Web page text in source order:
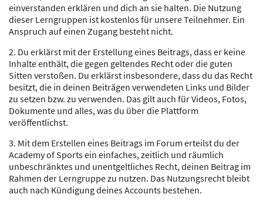
einverstanden erklären und dich an sie halten. Die Nutzung
dieser Lerngruppen ist kostenlos für unsere Teilnehmer. Ein
Anspruch auf einen Zugang besteht nicht.
2. Du erklärst mit der Erstellung eines Beitrags, dass er keine
Inhalte enthält, die gegen geltendes Recht oder die guten
Sitten verstoßen. Du erklärst insbesondere, dass du das Recht
besitzt, die in deinen Beiträgen verwendeten Links und Bilder
zu setzen bzw. zu verwenden. Das gilt auch für Videos, Fotos,
Dokumente und alles, was du über die Plattform
veröffentlichst.
3. Mit dem Erstellen eines Beitrags im Forum erteilst du der
Academy of Sports ein einfaches, zeitlich und räumlich
unbeschränktes und unentgeltliches Recht, deinen Beitrag im
Rahmen der Lerngruppe zu nutzen. Das Nutzungsrecht bleibt
auch nach Kündigung deines Accounts bestehen.